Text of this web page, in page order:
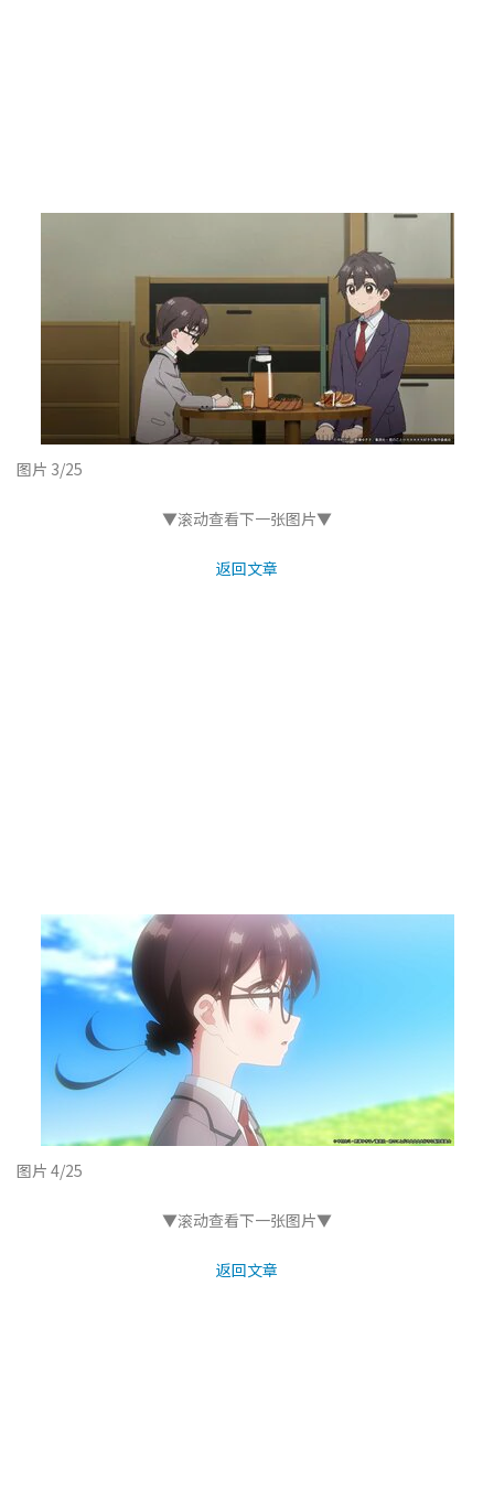
图片 3/25
▼滚动查看下一张图片▼
返回文章
图片 4/25
▼滚动查看下一张图片▼
返回文章